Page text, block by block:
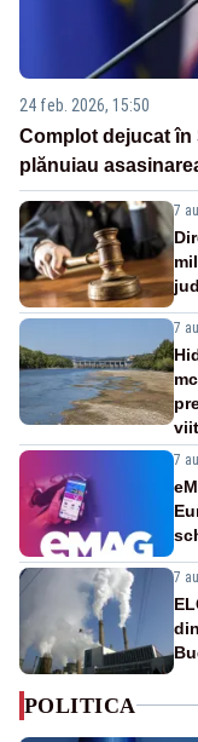
24 feb. 2026, 15:50
Complot dejucat în
plănuiau
7
7
7
7
POLITICA